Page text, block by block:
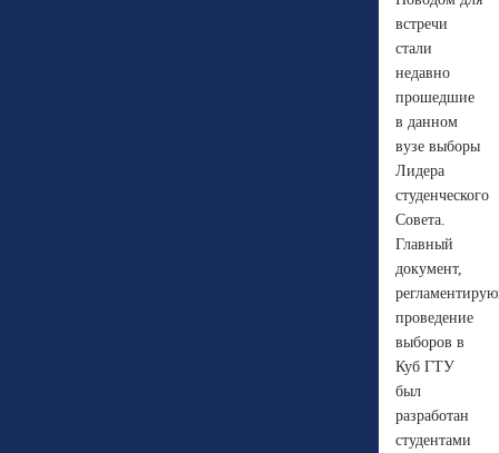
встречи
стали
недавно
прошедшие
в данном
вузе выборы
Лидера
студенческого
Совета.
Главный
документ,
проведение
выборов в
Куб ГТУ
был
разработан
студентами